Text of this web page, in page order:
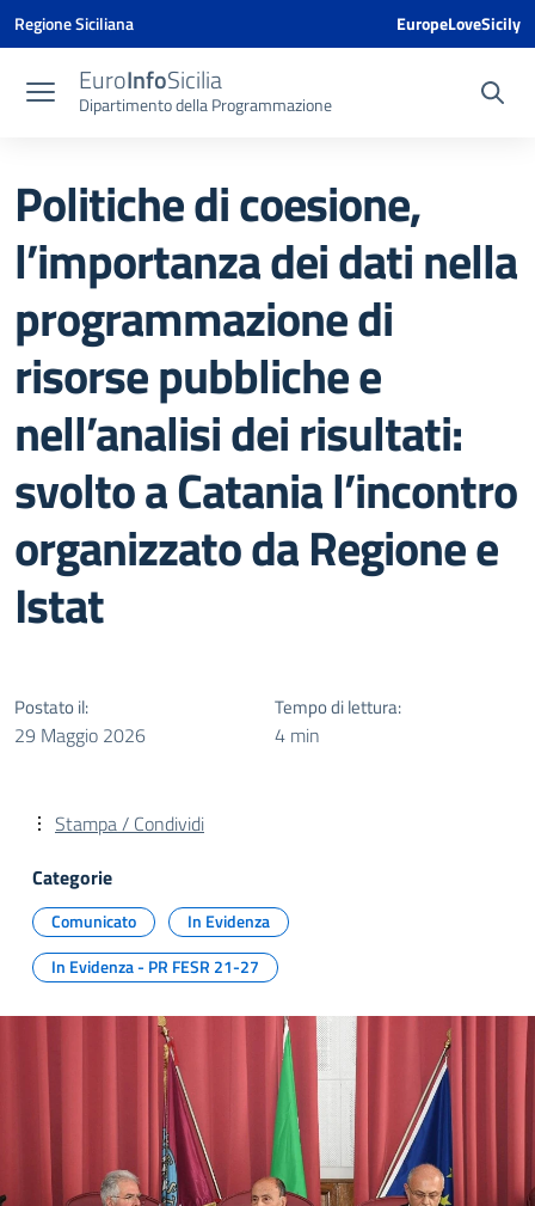
Vai ai contenuti
Vai al menu di navigazione
Vai al footer
Vai al banner delle Cookie Policy
Regione Siciliana EuropeLoveSicily
EuroInfoSicilia
Dipartimento della Programmazione
Politiche di coesione,
l’importanza dei dati nella
programmazione di
risorse pubbliche e
nell’analisi dei risultati:
svolto a Catania l’incontro
organizzato da Regione e
Istat
Postato il:
29 Maggio 2026
Tempo di lettura:
4 min
Stampa / Condividi
Categorie
Comunicato
In Evidenza
In Evidenza - PR FESR 21-27